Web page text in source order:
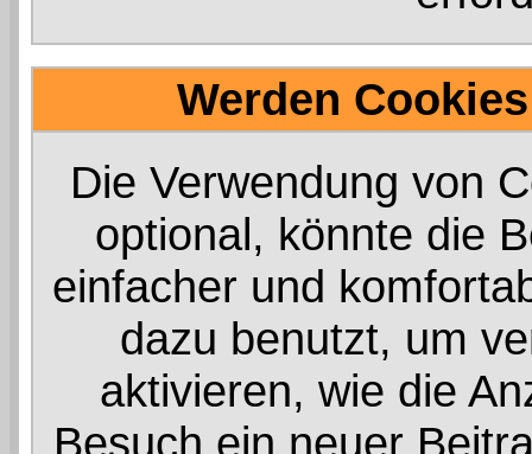
Werden
Die Verwendung von
optional, könnte die
einfacher und
dazu benutzt, um
aktivieren, wie die
Besuch ein neuer